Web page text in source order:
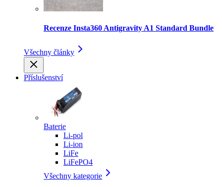
Recenze Insta360 Antigravity A1 Standard Bundle
Všechny články
Příslušenství
Baterie
Li-pol
Li-ion
LiFe
LiFePO4
Všechny kategorie